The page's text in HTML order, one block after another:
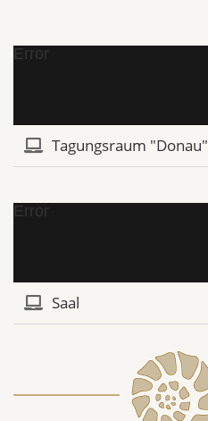
Error
Tagungsraum "Donau"
Error
Saal